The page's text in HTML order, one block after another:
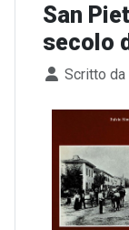
San
secolo
Dettagli
Scritto da